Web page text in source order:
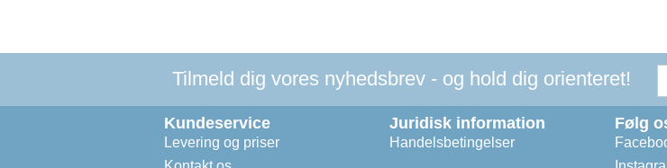
Tilmeld dig vores nyhedsbrev - og hold dig orienteret!
Kundeservice
Levering og priser
Juridisk information
Handelsbetingelser
Følg